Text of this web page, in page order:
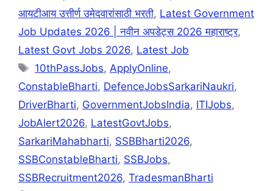
आयटीआय उत्तीर्ण उमेदवारांसाठी भरती, Latest Government
Job Updates 2026 | नवीन अपडेट्स 2026 महाराष्ट्र,
Latest Govt Jobs 2026, Latest Job
10thPassJobs, ApplyOnline,
ConstableBharti, DefenceJobsSarkariNaukri,
DriverBharti, GovernmentJobsIndia, ITIJobs,
JobAlert2026, LatestGovtJobs,
SarkariMahabharti, SSBBharti2026,
SSBConstableBharti, SSBJobs,
SSBRecruitment2026, TradesmanBharti